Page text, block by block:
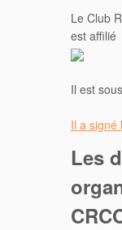
Le Club
est affilié
Il est
Il a signé
Les